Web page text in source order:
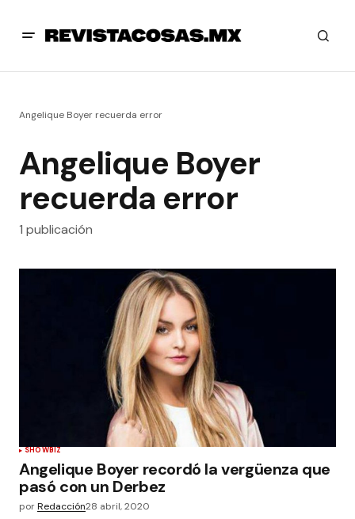
Angelique Boyer recuerda error
Angelique Boyer
recuerda error
1 publicación
SHOWBIZ
Angelique Boyer recordó la vergüenza que
pasó con un Derbez
porRedacción28 abril, 2020